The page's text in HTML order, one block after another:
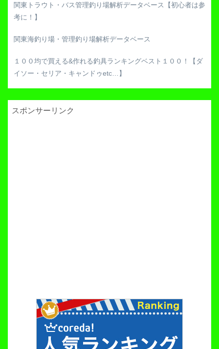
関東トラウト・バス管理釣り場解析データベース【初心者は参
考に！】
関東海釣り場・管理釣り場解析データベース
１００均で買える&作れる釣具ランキングベスト１００！【ダ
イソー・セリア・キャンドゥetc…】
スポンサーリンク